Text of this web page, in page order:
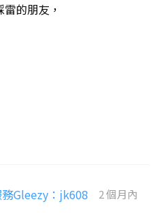
的朋友，
Gleezy：jk608 2 個月內